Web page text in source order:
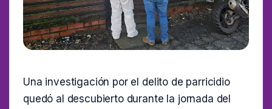
Una investigación por el delito de parricidio
quedó al descubierto durante la jornada del